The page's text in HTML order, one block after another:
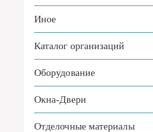
Иное
Каталог организаций
Оборудование
Окна-Двери
Отделочные материалы